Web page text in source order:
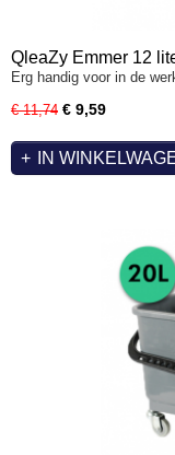
QleaZy Emmer 12
Erg handig voor in de
€ 11,74 € 9,59
IN